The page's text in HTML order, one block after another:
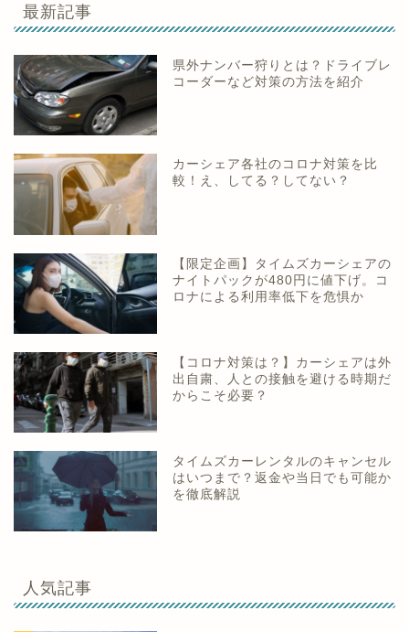
最新記事
県外ナンバー狩りとは？ドライブレ
コーダーなど対策の方法を紹介
カーシェア各社のコロナ対策を比
較！え、してる？してない？
【限定企画】タイムズカーシェアの
ナイトパックが480円に値下げ。コ
ロナによる利用率低下を危惧か
【コロナ対策は？】カーシェアは外
出自粛、人との接触を避ける時期だ
からこそ必要？
タイムズカーレンタルのキャンセル
はいつまで？返金や当日でも可能か
を徹底解説
人気記事